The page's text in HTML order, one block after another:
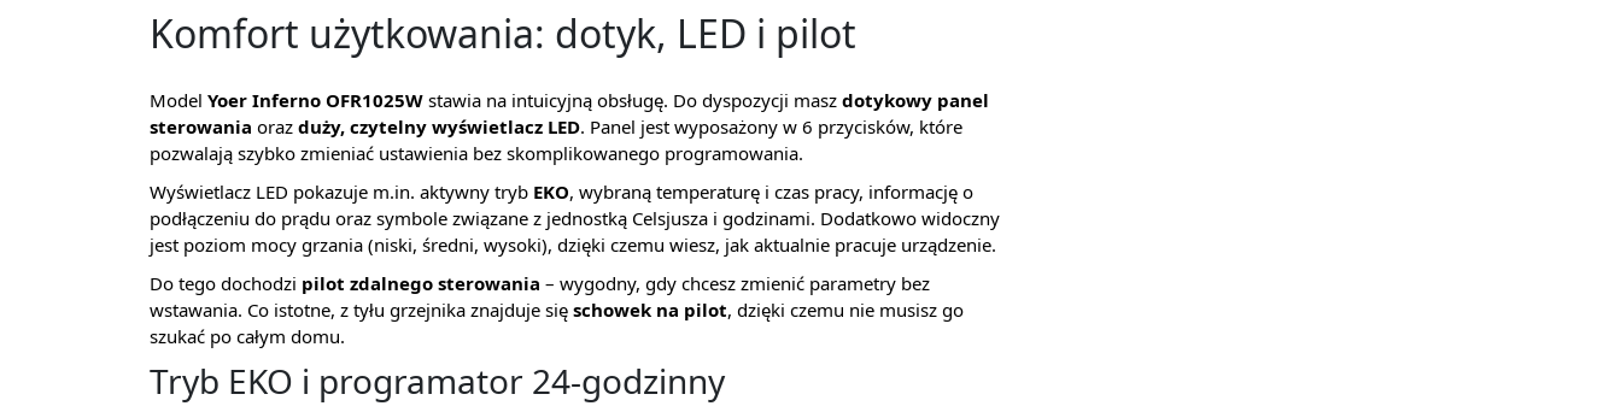
Komfort użytkowania: dotyk, LED i pilot
Model Yoer Inferno OFR1025W stawia na intuicyjną obsługę. Do dyspozycji masz dotykowy panel
sterowania oraz duży, czytelny wyświetlacz LED. Panel jest wyposażony w 6 przycisków, które
pozwalają szybko zmieniać ustawienia bez skomplikowanego programowania.
Wyświetlacz LED pokazuje m.in. aktywny tryb EKO, wybraną temperaturę i czas pracy, informację o
podłączeniu do prądu oraz symbole związane z jednostką Celsjusza i godzinami. Dodatkowo widoczny
jest poziom mocy grzania (niski, średni, wysoki), dzięki czemu wiesz, jak aktualnie pracuje urządzenie.
Do tego dochodzi pilot zdalnego sterowania – wygodny, gdy chcesz zmienić parametry bez
wstawania. Co istotne, z tyłu grzejnika znajduje się schowek na pilot, dzięki czemu nie musisz go
szukać po całym domu.
Tryb EKO i programator 24-godzinny